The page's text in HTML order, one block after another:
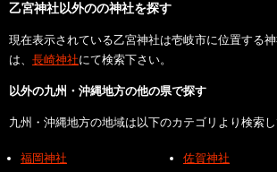
乙宮神社以外のの神社を探す
現在表示されている乙宮神社は壱岐市に位置する
は、 長崎神社にて検索下さい。
以外の九州・沖縄地方の他の県で探す
九州・沖縄地方の地域は以下のカテゴリより検索し
福岡神社
佐賀神社